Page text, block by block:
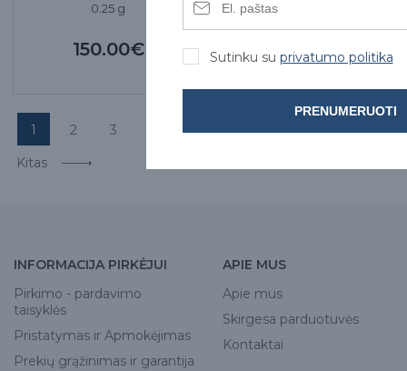
0.25 g
150.00€
1 2 3 5 6 7 8
9
Kitas
INFORMACIJA PIRKĖJUI
Pirkimo - pardavimo
taisyklės
Pristatymas ir Apmokėjimas
Prekių grąžinimas ir garantija
APIE MUS
Apie mus
Skirgesa parduotuvės
Kontaktai
Sutinku su privatumo politika
PRENUMERUOTI